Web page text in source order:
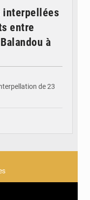
interpellées
entre
à
de 23